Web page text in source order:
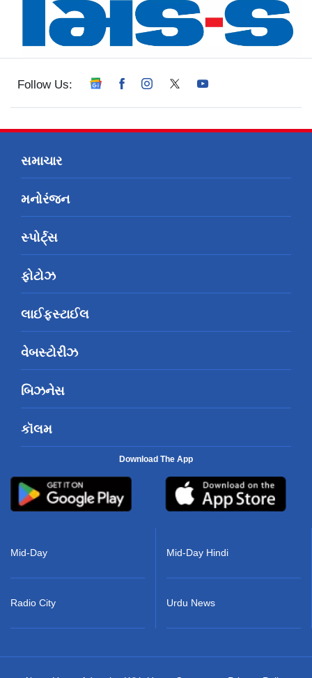
Follow Us:
સમાચાર
મનોરંજન
સ્પોર્ટ્સ
ફોટોઝ
લાઈફસ્ટાઈલ
વેબસ્ટોરીઝ
બિઝનેસ
કૉલમ
Download The App
Mid-Day
Radio City
Mid-Day Hindi
Urdu News